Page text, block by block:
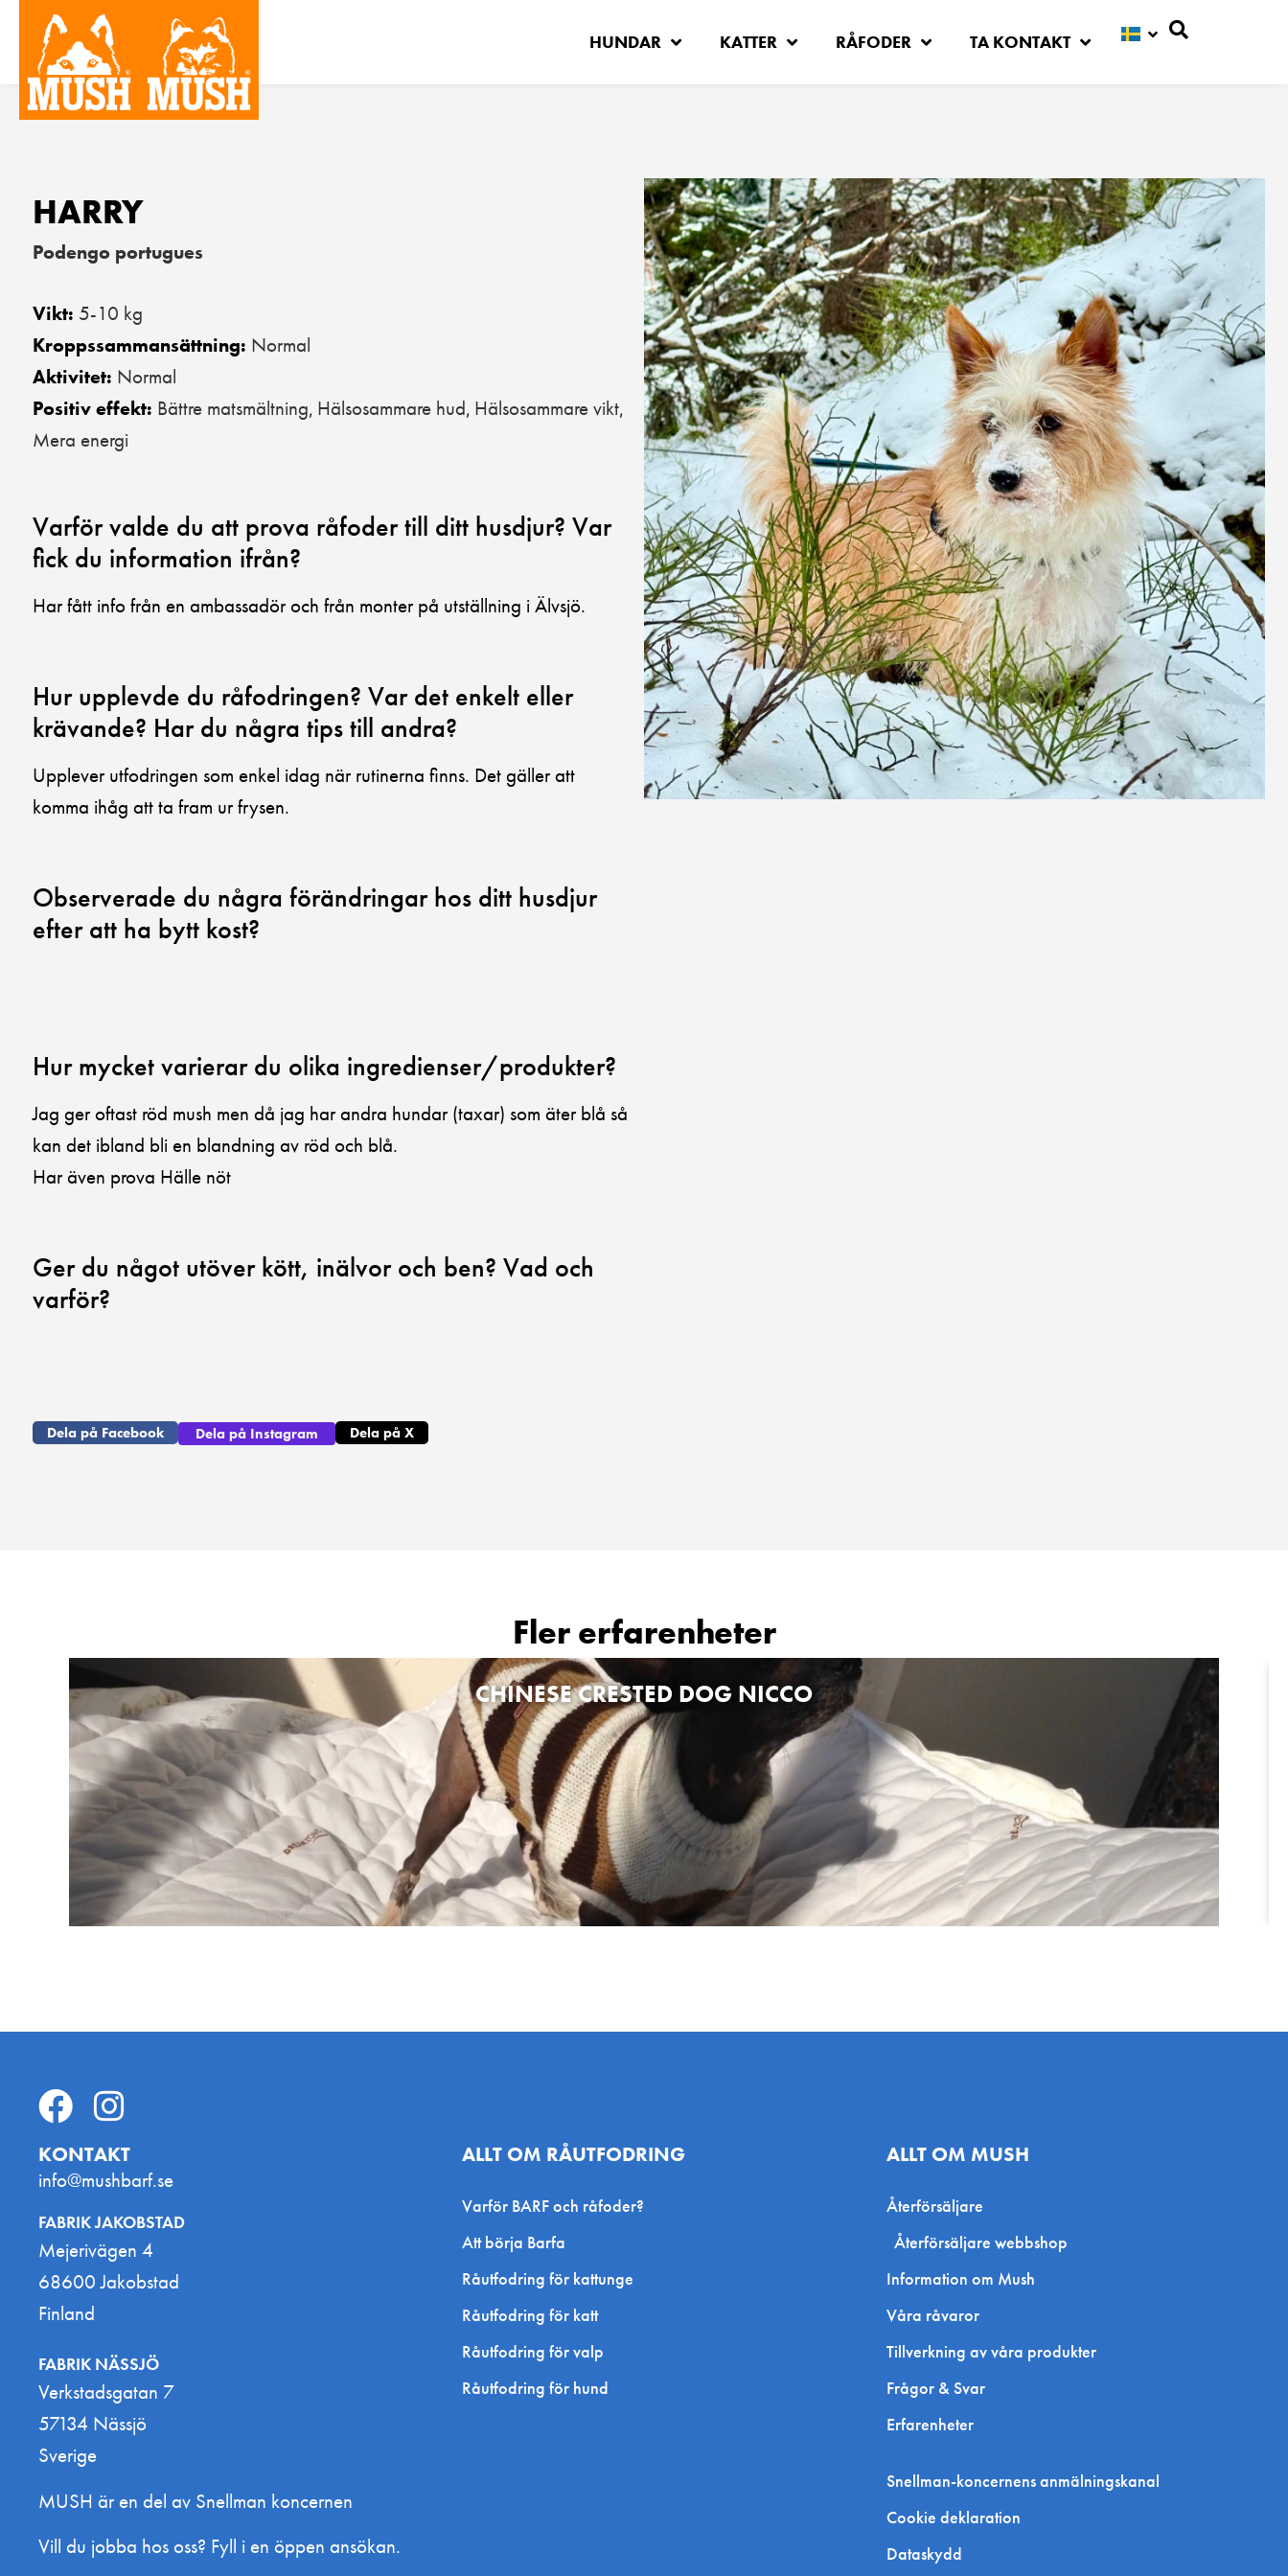
HUNDAR KATTER RÅFODER TA KONTAKT
HARRY
Podengo portugues
Vikt: 5-10 kg
Kroppssammansättning: Normal
Aktivitet: Normal
Positiv effekt: Bättre matsmältning, Hälsosammare hud, Hälsosammare vikt,
Mera energi
Varför valde du att prova råfoder till ditt husdjur? Var
fick du information ifrån?
Har fått info från en ambassadör och från monter på utställning i Älvsjö.
Hur upplevde du råfodringen? Var det enkelt eller
krävande? Har du några tips till andra?
Upplever utfodringen som enkel idag när rutinerna finns. Det gäller att
komma ihåg att ta fram ur frysen.
Observerade du några förändringar hos ditt husdjur
efter att ha bytt kost?
Hur mycket varierar du olika ingredienser/produkter?
Jag ger oftast röd mush men då jag har andra hundar (taxar) som äter blå så
kan det ibland bli en blandning av röd och blå.
Har även prova Hälle nöt
Ger du något utöver kött, inälvor och ben? Vad och
varför?
Dela på Facebook Dela på Instagram Dela på X
Fler erfarenheter
CHINESE CRESTED DOG NICCO
KONTAKT
info@mushbarf.se
FABRIK JAKOBSTAD
Mejerivägen 4
68600 Jakobstad
Finland
FABRIK NÄSSJÖ
Verkstadsgatan 7
57134 Nässjö
Sverige
MUSH är en del av Snellman koncernen
Vill du jobba hos oss? Fyll i en öppen ansökan.
ALLT OM RÅUTFODRING
Varför BARF och råfoder?
Att börja Barfa
Råutfodring för kattunge
Råutfodring för katt
Råutfodring för valp
Råutfodring för hund
ALLT OM MUSH
Återförsäljare
Återförsäljare webbshop
Information om Mush
Våra råvaror
Tillverkning av våra produkter
Frågor & Svar
Erfarenheter
Snellman-koncernens anmälningskanal
Cookie deklaration
Dataskydd